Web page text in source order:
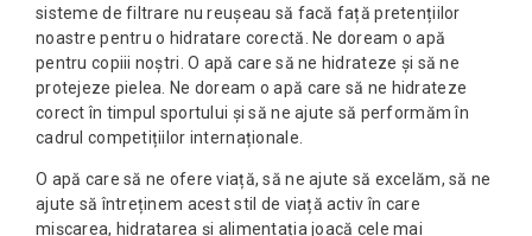
sisteme de filtrare nu reușeau să facă față pretențiilor
noastre pentru o hidratare corectă. Ne doream o apă
pentru copiii noștri. O apă care să ne hidrateze și să ne
protejeze pielea. Ne doream o apă care să ne hidrateze
corect în timpul sportului și să ne ajute să performăm în
cadrul competițiilor internaționale.
O apă care să ne ofere viață, să ne ajute să excelăm, să ne
ajute să întreținem acest stil de viață activ în care
mișcarea, hidratarea și alimentația joacă cele mai